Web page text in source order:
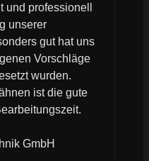
und professionell
unserer
gut hat uns
Vorschläge
wurden.
ist die gute
GmbH